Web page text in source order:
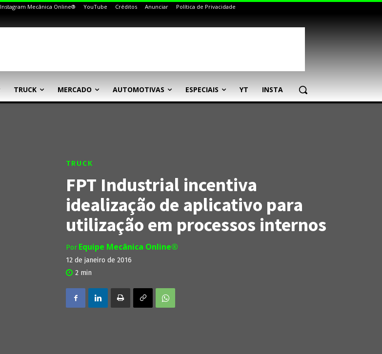
Instagram Mecânica Online® YouTube Créditos Anunciar Política de Privacidade
TRUCK MERCADO AUTOMOTIVAS ESPECIAIS YT INSTA
TRUCK
FPT Industrial incentiva
idealização de aplicativo para
utilização em processos internos
Por Equipe Mecânica Online®
12 de janeiro de 2016
2 min